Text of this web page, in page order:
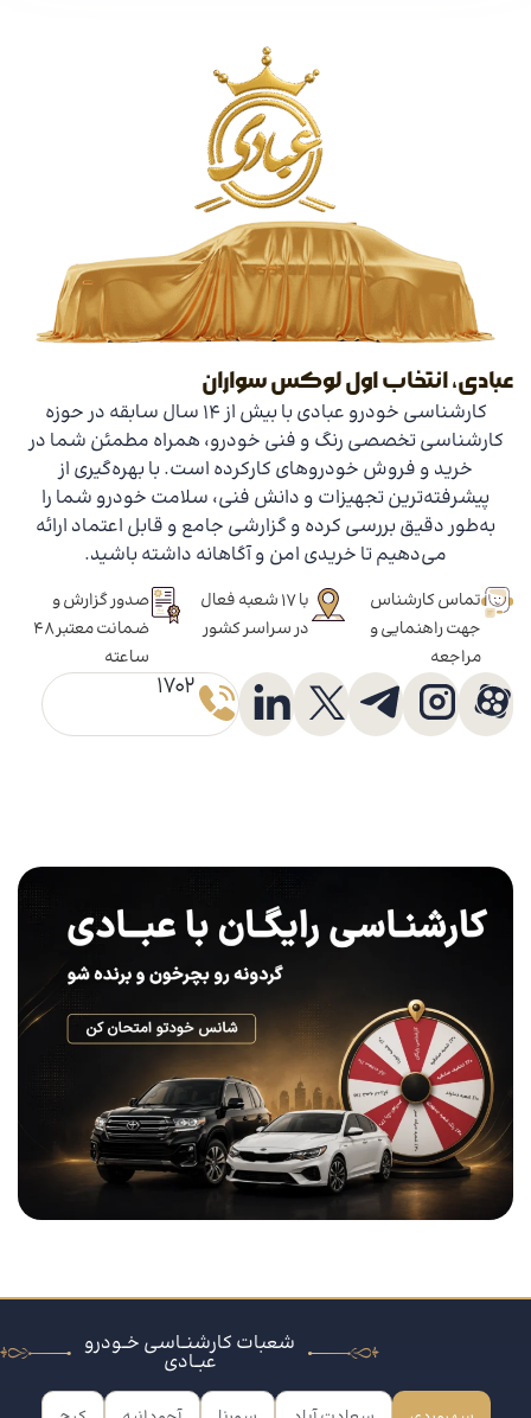
عبادی، انتخاب اول لوکس سواران
کارشناسی خودرو عبادی با بیش از 14 سال سابقه در حوزه
کارشناسی تخصصی رنگ و فنی خودرو، همراه مطمئن شما در
خرید و فروش خودروهای کارکرده است. با بهره‌گیری از
پیشرفته‌ترین تجهیزات و دانش فنی، سلامت خودرو شما را
به‌طور دقیق بررسی کرده و گزارشی جامع و قابل اعتماد ارائه
می‌دهیم تا خریدی امن و آگاهانه داشته باشید.
تماس کارشناس
جهت راهنمایی و
مراجعه
با 17 شعبه فعال
در سراسر کشور
صدور گزارش و
ضمانت معتبر 48
ساعته
1702
شعبات کارشنــاسی خــودرو
عبــادی